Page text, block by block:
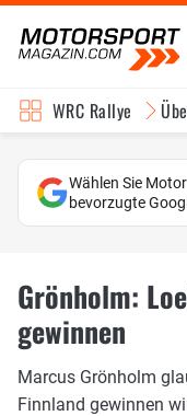
WRC Rallye
Wählen Sie
bevorzugte
Grönholm:
gewinnen
Marcus Grönholm
Finnland gewinnen